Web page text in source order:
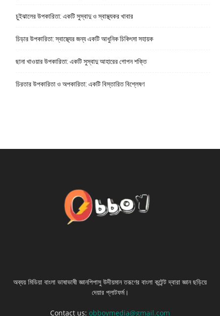
চুইঝালের উপকারিতা: একটি সুস্বাদু ও স্বাস্থ্যকর খাবার
চিড়ার উপকারিতা: স্বাস্থ্যের জন্য একটি আধুনিক চিকিৎসা সহায়ক
ছানা খাওয়ার উপকারিতা: একটি সুস্বাদু আহারের গোপন শক্তি
চিরতার উপকারিতা ও অপকারিতা: একটি বিস্তারিত বিশ্লেষণ
অব্যয় মিডিয়া বাংলা ভাষাভাষী জ্ঞানপিপাসু উদীয়মান তরূণের বাংলা কন্টেন্ট দ্বারা জ্ঞান ছড়িয়ে
দেয়ার প্লাটফর্ম।
Contact us: obboymedia@gmail.com